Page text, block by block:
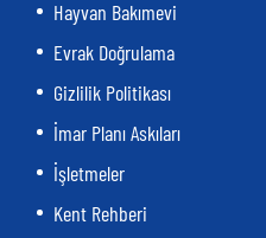
Hayvan Bakımevi
Evrak Doğrulama
Gizlilik Politikası
İmar Planı Askıları
İşletmeler
Kent Rehberi